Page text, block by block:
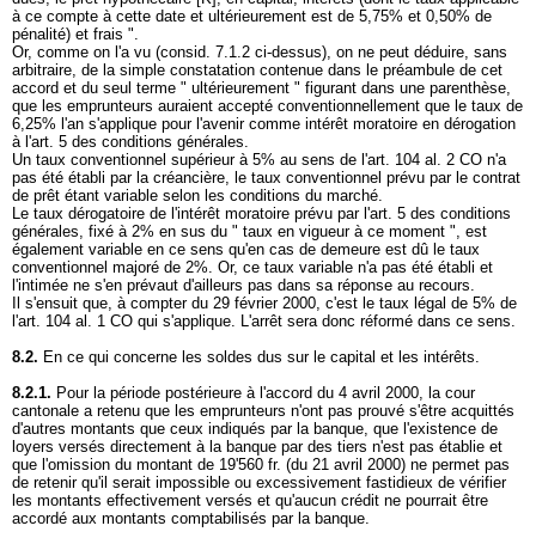
à ce compte à cette date et ultérieurement est de 5,75% et 0,50% de
pénalité) et frais ".
Or, comme on l'a vu (consid. 7.1.2 ci-dessus), on ne peut déduire, sans
arbitraire, de la simple constatation contenue dans le préambule de cet
accord et du seul terme " ultérieurement " figurant dans une parenthèse,
que les emprunteurs auraient accepté conventionnellement que le taux de
6,25% l'an s'applique pour l'avenir comme intérêt moratoire en dérogation
à l'art. 5 des conditions générales.
Un taux conventionnel supérieur à 5% au sens de l'art. 104 al. 2 CO n'a
pas été établi par la créancière, le taux conventionnel prévu par le contrat
de prêt étant variable selon les conditions du marché.
Le taux dérogatoire de l'intérêt moratoire prévu par l'art. 5 des conditions
générales, fixé à 2% en sus du " taux en vigueur à ce moment ", est
également variable en ce sens qu'en cas de demeure est dû le taux
conventionnel majoré de 2%. Or, ce taux variable n'a pas été établi et
l'intimée ne s'en prévaut d'ailleurs pas dans sa réponse au recours.
Il s'ensuit que, à compter du 29 février 2000, c'est le taux légal de 5% de
l'art. 104 al. 1 CO qui s'applique. L'arrêt sera donc réformé dans ce sens.
8.2. En ce qui concerne les soldes dus sur le capital et les intérêts.
8.2.1. Pour la période postérieure à l'accord du 4 avril 2000, la cour
cantonale a retenu que les emprunteurs n'ont pas prouvé s'être acquittés
d'autres montants que ceux indiqués par la banque, que l'existence de
loyers versés directement à la banque par des tiers n'est pas établie et
que l'omission du montant de 19'560 fr. (du 21 avril 2000) ne permet pas
de retenir qu'il serait impossible ou excessivement fastidieux de vérifier
les montants effectivement versés et qu'aucun crédit ne pourrait être
accordé aux montants comptabilisés par la banque.